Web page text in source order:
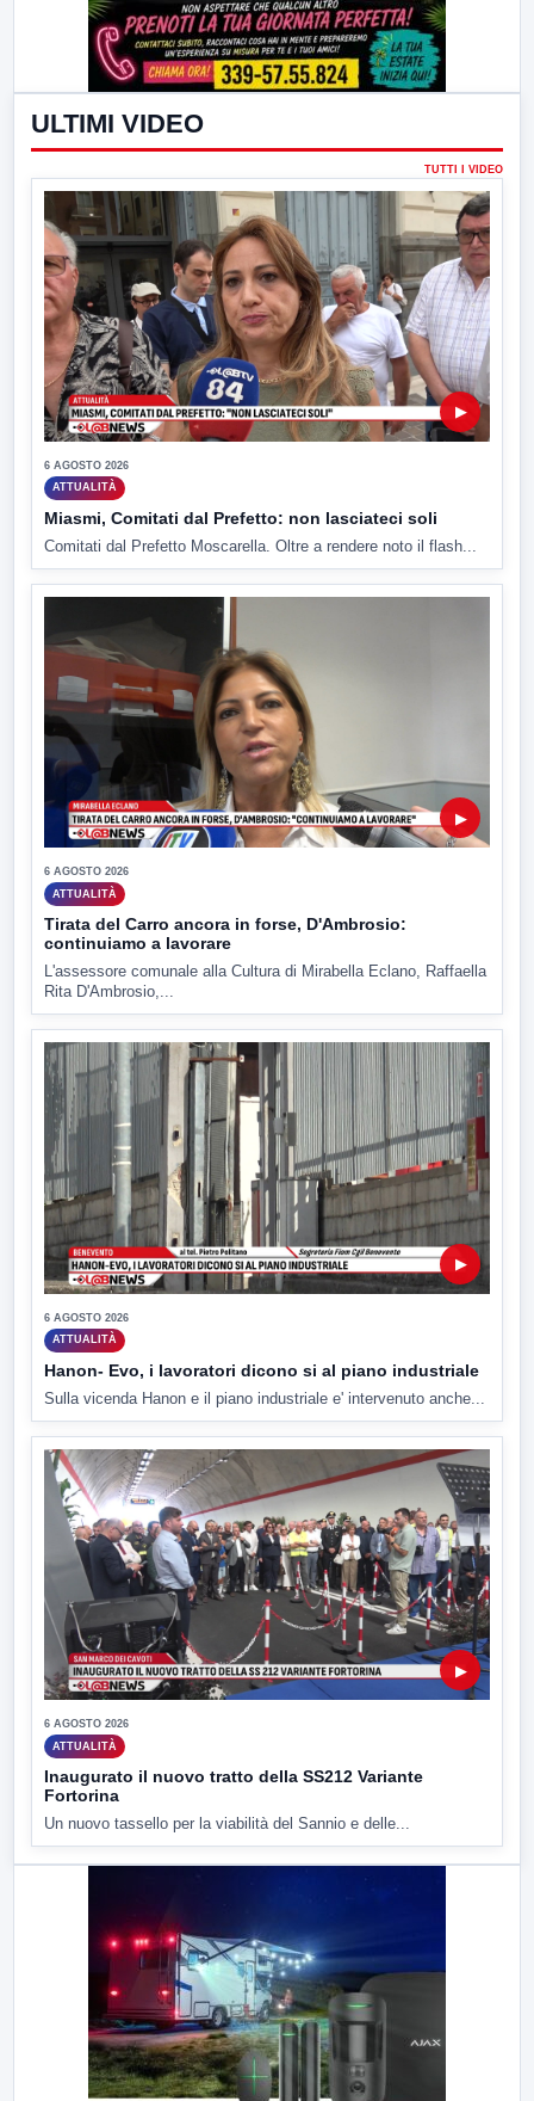
ULTIMI VIDEO
TUTTI I VIDEO
▶
6 AGOSTO 2026
ATTUALITÀ
Miasmi, Comitati dal Prefetto: non lasciateci soli
Comitati dal Prefetto Moscarella. Oltre a rendere noto il flash...
▶
6 AGOSTO 2026
ATTUALITÀ
Tirata del Carro ancora in forse, D'Ambrosio:
continuiamo a lavorare
L'assessore comunale alla Cultura di Mirabella Eclano, Raffaella
Rita D'Ambrosio,...
▶
6 AGOSTO 2026
ATTUALITÀ
Hanon- Evo, i lavoratori dicono si al piano industriale
Sulla vicenda Hanon e il piano industriale e' intervenuto anche...
▶
6 AGOSTO 2026
ATTUALITÀ
Inaugurato il nuovo tratto della SS212 Variante
Fortorina
Un nuovo tassello per la viabilità del Sannio e delle...